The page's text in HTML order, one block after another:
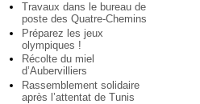
Travaux dans le bureau de
poste des Quatre-Chemins
Préparez les jeux
olympiques !
Récolte du miel
d’Aubervilliers
Rassemblement solidaire
après l’attentat de Tunis